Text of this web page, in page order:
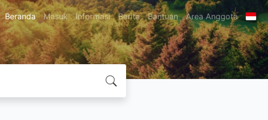
Beranda Masuk Informasi Berita Bantuan Area Anggota